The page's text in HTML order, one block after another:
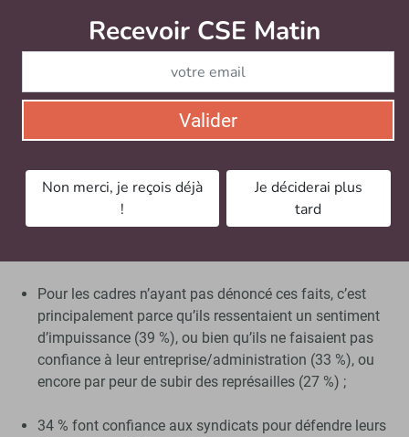
administration ;
58 % aimeraient disposer d’un droit d’alerte dans
l’exercice de leurs responsabilités, afin de pouvoir
refuser la mise en œuvre d’une directive contraire à
leur éthique ;
Pour les cadres ayant dénoncé ces faits
répréhensibles, 48 % ont subi des représailles
(sanction, intimidation, menace sur leur carrière).
Pour les cadres n’ayant pas dénoncé ces faits, c’est
principalement parce qu’ils ressentaient un sentiment
d’impuissance (39 %), ou bien qu’ils ne faisaient pas
confiance à leur entreprise/administration (33 %), ou
encore par peur de subir des représailles (27 %) ;
34 % font confiance aux syndicats pour défendre leurs
Recevoir CSE Matin
Valider
Non merci, je reçois déjà
!
Je déciderai plus
tard